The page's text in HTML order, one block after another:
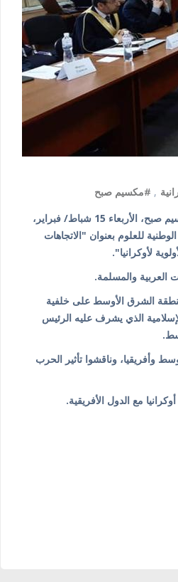
, #مكسيم صبح
كييف/ أوكرانيا بالعربية/ شارك مبعوث أوكرانيا الخاص للشرق الأوسط وأفريقيا الدكتور مكسيم صبح، الأربعاء 15 شباط/ فبراير،
للعلوم بعنوان "الاتجاهات
لأوكرانيا".
العربية والمسلمة.
منطقة الشرق الأوسط على خلفية
الذي يشرف عليه الرئيس
وأفريقيا، وناقشوا تأثير الحرب
مع الدول الأفريقية.